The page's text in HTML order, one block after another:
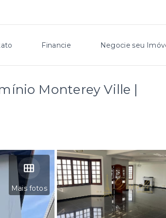
Financie Negocie seu
Monterey Ville |
Mais fotos